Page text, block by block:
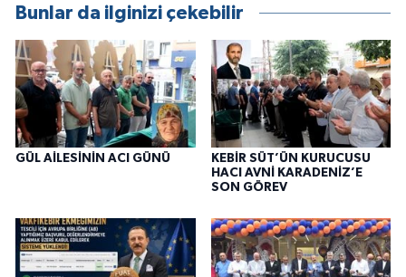
Bunlar da ilginizi çekebilir
GÜL AİLESİNİN ACI GÜNÜ
KEBİR SÜT’ÜN KURUCUSU
HACI AVNİ KARADENİZ’E
SON GÖREV